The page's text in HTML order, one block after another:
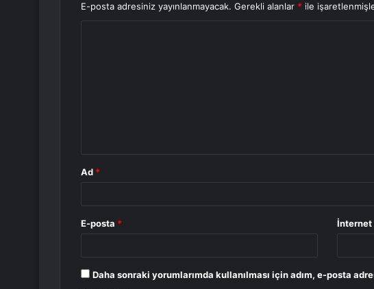
E-posta adresiniz yayınlanmayacak. Gerekli alanlar * ile
Ad *
E-posta * İnternet
Daha sonraki yorumlarımda kullanılması için adım, e-posta